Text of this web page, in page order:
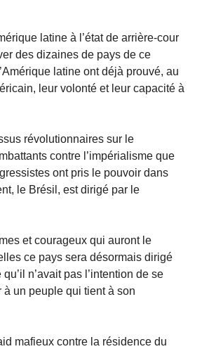
latine à l’état de arrière-cour
des dizaines de pays de ce
latine ont déjà prouvé, au
leur volonté et leur capacité à
révolutionnaires sur le
contre l’impérialisme que
ont pris le pouvoir dans
le Brésil, est dirigé par le
et courageux qui auront le
ce pays sera désormais dirigé
n’avait pas l’intention de se
un peuple qui tient à son
mafieux contre la résidence du